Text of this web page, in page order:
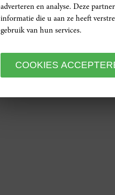
adverteren en analyse. Deze
informatie die u aan ze heeft
gebruik van hun services.